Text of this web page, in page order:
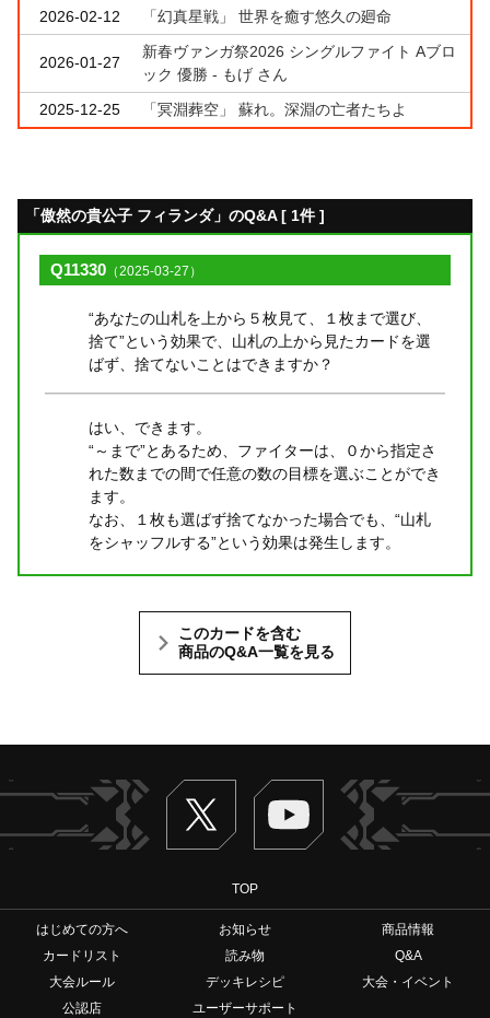
2026-02-12
「幻真星戦」 世界を癒す悠久の廻命
2026-01-27
新春ヴァンガ祭2026 シングルファイト Aブロ
ック 優勝 - もげ さん
2025-12-25
「冥淵葬空」 蘇れ。深淵の亡者たちよ
「傲然の貴公子 フィランダ」のQ&A [ 1件 ]
Q11330 （2025-03-27）
“あなたの山札を上から５枚見て、１枚まで選び、
捨て”という効果で、山札の上から見たカードを選
ばず、捨てないことはできますか？
はい、できます。
“～まで”とあるため、ファイターは、０から指定さ
れた数までの間で任意の数の目標を選ぶことができ
ます。
なお、１枚も選ばず捨てなかった場合でも、“山札
をシャッフルする”という効果は発生します。
このカードを含む
商品のQ&A一覧を見る
Twitter ヴァンガードch
TOP
はじめての方へ お知らせ
商品情報
カードリスト
読み物
Q&A
大会ルール
デッキレシピ
大会・イベント
公認店
ユーザーサポート